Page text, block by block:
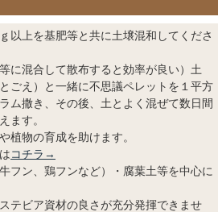
以上を基肥等と共に土壌混和してくださ
に混合して散布すると効率が良い）土
ごえ）と一緒に不思議ペレットを１平方
ム撒き、その後、土とよく混ぜて数日間
ます。
植物の育成を助けます。
コチラ→
フン、鶏フンなど）・腐葉土等を中心に
テビア資材の良さが充分発揮できませ